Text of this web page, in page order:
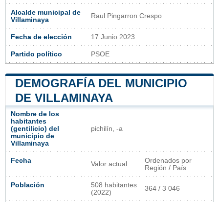
Alcalde municipal de
Villaminaya
Raul Pingarron Crespo
Fecha de elección 17 Junio 2023
Partido político PSOE
DEMOGRAFÍA DEL MUNICIPIO
DE VILLAMINAYA
Nombre de los
habitantes
(gentilicio) del
municipio de
Villaminaya
pichilín, -a
Fecha Valor actual
Ordenados por
Región / País
Población
508 habitantes
(2022)
364 / 3 046